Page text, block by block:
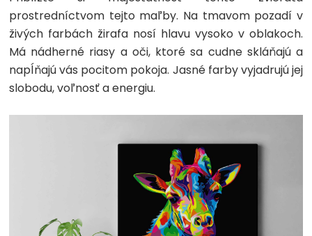
prostredníctvom tejto maľby. Na tmavom pozadí v
živých farbách žirafa nosí hlavu vysoko v oblakoch.
Má nádherné riasy a oči, ktoré sa cudne skláňajú a
napĺňajú vás pocitom pokoja. Jasné farby vyjadrujú jej
slobodu, voľnosť a energiu.